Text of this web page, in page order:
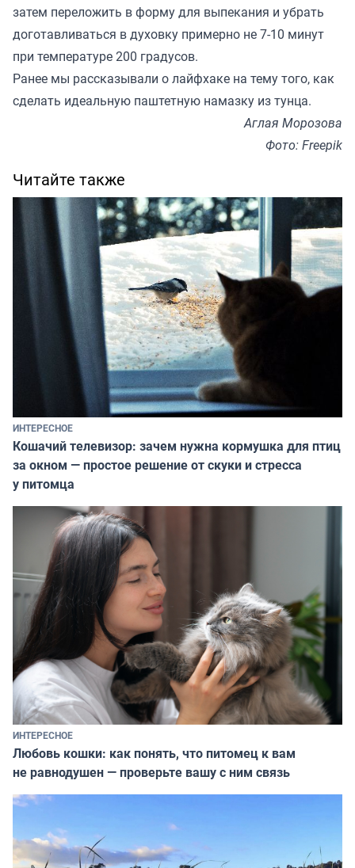
затем переложить в форму для выпекания и убрать
доготавливаться в духовку примерно не 7-10 минут
при температуре 200 градусов.
Ранее мы рассказывали о лайфхаке на тему того, как
сделать идеальную паштетную намазку из тунца.
Аглая Морозова
Фото: Freepik
Читайте также
ИНТЕРЕСНОЕ
Кошачий телевизор: зачем нужна кормушка для птиц
за окном — простое решение от скуки и стресса
у питомца
ИНТЕРЕСНОЕ
Любовь кошки: как понять, что питомец к вам
не равнодушен — проверьте вашу с ним связь